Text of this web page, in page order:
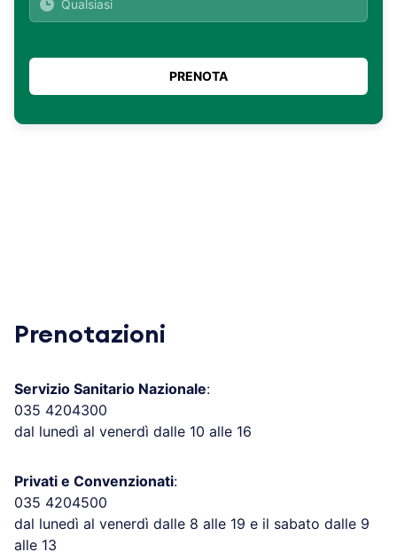
Prenotazioni
Servizio Sanitario Nazionale:
035 4204300
dal lunedì al venerdì dalle 10 alle 16
Privati e Convenzionati:
035 4204500
dal lunedì al venerdì dalle 8 alle 19 e il sabato dalle 9
alle 13